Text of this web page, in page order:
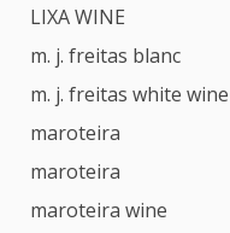
LIXA WINE
m. j. freitas blanc
m. j. freitas white wine
maroteira
maroteira
maroteira wine